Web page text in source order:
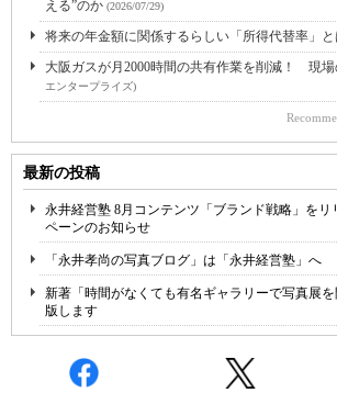
える”のか (2026/07/29)
将来の年金額に関係するらしい「所得代替率」と
大阪ガスが月2000時間の共有作業を削減！ 現
エンタープライズ)
最新の投稿
永井経営塾 8月コンテンツ「ブランド戦略」をリ
ペーンのお知らせ
「永井孝尚の写真ブログ」は「永井経営塾」へ
新著「時間がなくても有名ギャラリーで写真展
版します